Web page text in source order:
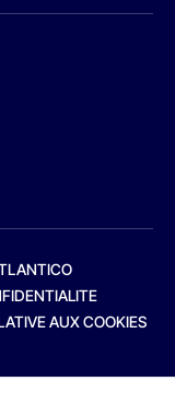
AUX COOKIES